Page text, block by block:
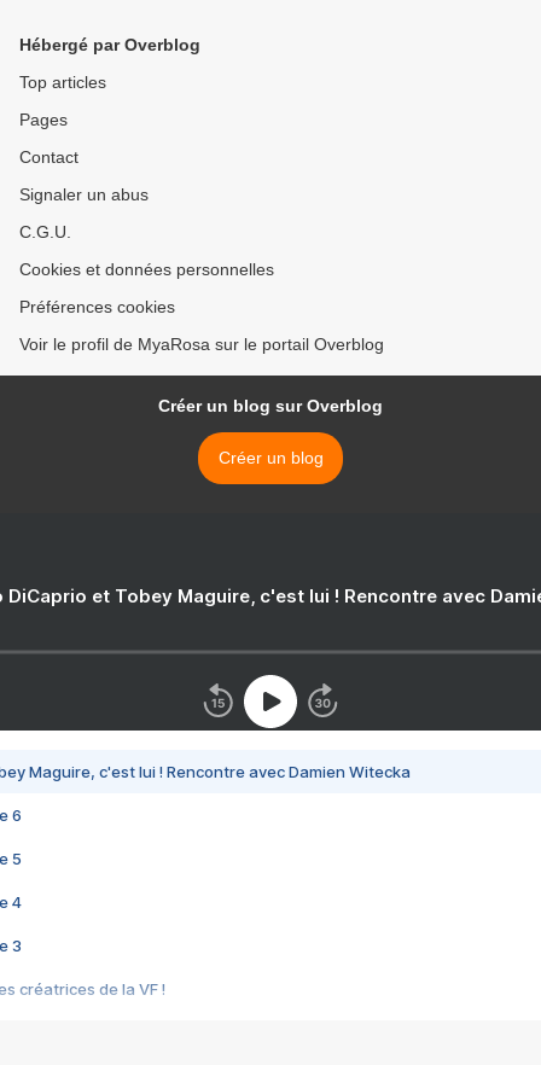
Hébergé par Overblog
Top articles
Pages
Contact
Signaler un abus
C.G.U.
Cookies et données personnelles
Préférences cookies
Voir le profil de MyaRosa sur le portail Overblog
Créer un blog sur Overblog
Créer un blog
DiCaprio et Tobey Maguire, c'est lui ! Rencontre avec
Maguire, c'est lui ! Rencontre avec Damien Witecka
6
5
4
3
créatrices de la VF !